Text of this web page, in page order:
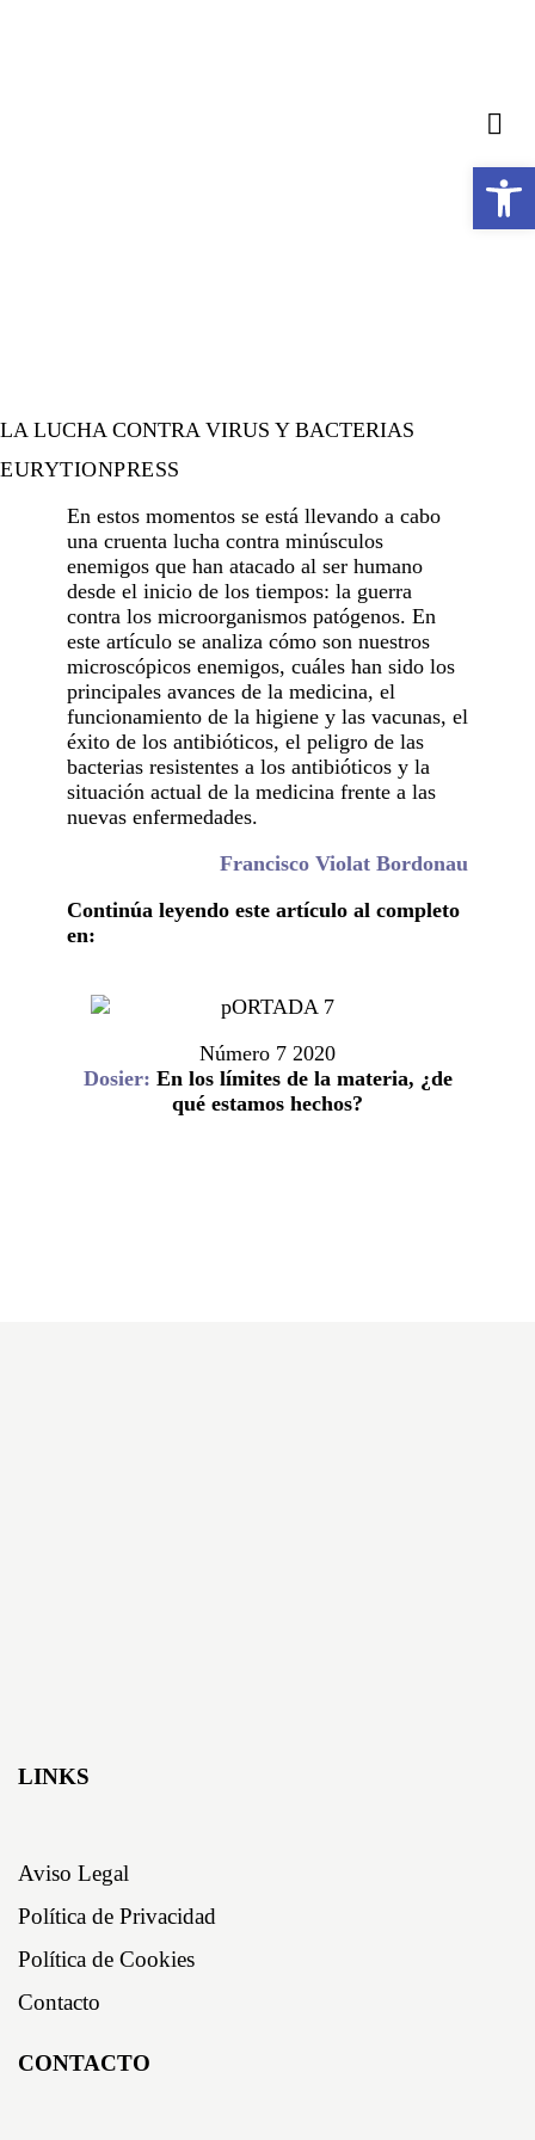
LA LUCHA CONTRA VIRUS Y BACTERIAS
EURYTIONPRESS
En estos momentos se está llevando a cabo
una cruenta lucha contra minúsculos
enemigos que han atacado al ser humano
desde el inicio de los tiempos: la guerra
contra los microorganismos patógenos. En
este artículo se analiza cómo son nuestros
microscópicos enemigos, cuáles han sido los
principales avances de la medicina, el
funcionamiento de la higiene y las vacunas, el
éxito de los antibióticos, el peligro de las
bacterias resistentes a los antibióticos y la
situación actual de la medicina frente a las
nuevas enfermedades.
Francisco Violat Bordonau
Continúa leyendo este artículo al completo
en:
Número 7 2020
Dosier: En los límites de la materia, ¿de
qué estamos hechos?
LINKS
Aviso Legal
Política de Privacidad
Política de Cookies
Contacto
CONTACTO
Abrir barra de herramientas